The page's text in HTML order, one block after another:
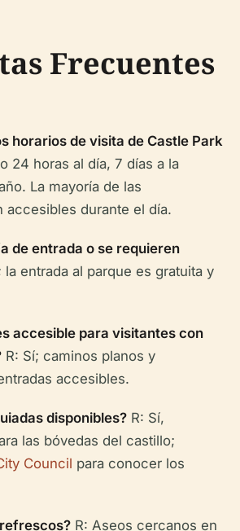
Frecuentes
horarios de visita de Castle Park
24 horas al día, 7 días a la
La mayoría de las
accesibles durante el día.
de entrada o se requieren
la entrada al parque es gratuita y
accesible para visitantes con
R: Sí; caminos planos y
accesibles.
disponibles? R: Sí,
las bóvedas del castillo;
Council para conocer los
R: Aseos cercanos en